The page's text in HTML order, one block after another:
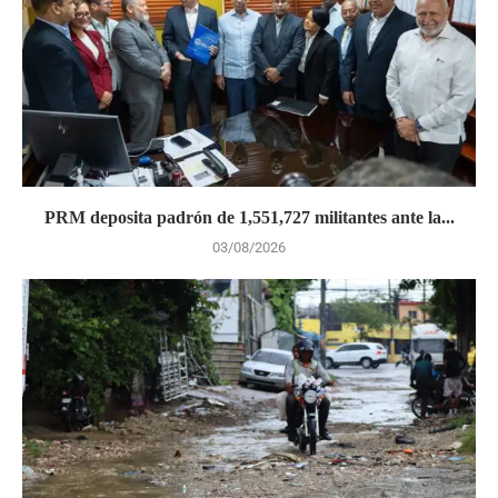
PRM deposita padrón de 1,551,727 militantes ante la...
03/08/2026